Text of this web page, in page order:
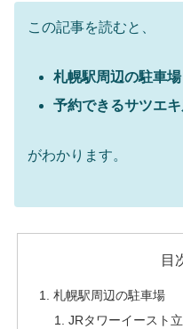
この記事を読むと、
札幌駅周辺の駐車場
予約できるサツエ
がわかります。
目
札幌駅周辺の駐車場
JRタワーイースト